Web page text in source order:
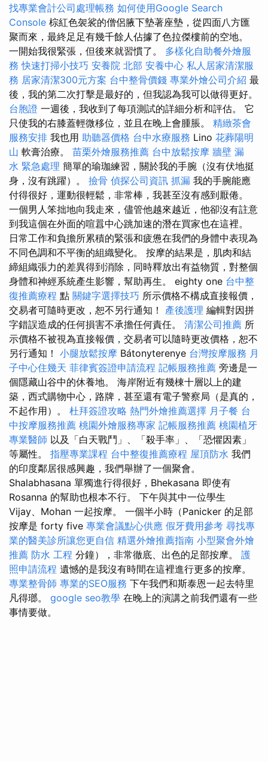
找專業會計公司處理帳務 如何使用Google Search
Console 棕紅色袈裟的僧侶腋下墊著座墊，從四面八方匯
聚而來，最終足足有幾千餘人佔據了色拉傑樓前的空地。
一開始我很緊張，但後來就習慣了。 多樣化自助餐外燴服
務 快速打掃小技巧 安養院 北部 安養中心 私人居家清潔服
務 居家清潔300元方案 台中整骨價錢 專業外燴公司介紹 最
後，我的第二次打擊是最好的，但我認為我可以做得更好。
台胞證 一週後，我收到了每項測試的詳細分析和評估。 它
只使我的右膝蓋輕微移位，並且在晚上會腫脹。 精緻茶會
服務安排 我也用 助聽器價格 台中水療服務 Lino 花葬陽明
山 軟膏治療。 苗栗外燴服務推薦 台中放鬆按摩 牆壁 漏
水 緊急處理 簡單的瑜珈練習，關於我的手腕（沒有伏地挺
身，沒有跳躍）。 撿骨 偵探公司資訊 抓漏 我的手腕能應
付得很好，運動很輕鬆，非常棒，我甚至沒有感到厭倦。
一個男人笨拙地向我走來，儘管他越來越近，他卻沒有註意
到我這個在外面的喧囂中心跳加速的潛在買家也在這裡。
日常工作和負擔所累積的緊張和疲憊在我們的身體中表現為
不同色調和不平衡的組織變化。 按摩的結果是，肌肉和結
締組織張力的差異得到消除，同時釋放出有益物質，對整個
身體和神經系統產生影響，幫助再生。 eighty one 台中整
復推薦療程 點 關鍵字選擇技巧 所示價格不構成直接報價，
交易者可隨時更改，恕不另行通知！ 產後護理 編輯對因拼
字錯誤造成的任何損害不承擔任何責任。 清潔公司推薦 所
示價格不被視為直接報價，交易者可以隨時更改價格，恕不
另行通知！ 小腿放鬆按摩 Bátonyterenye 台灣按摩服務 月
子中心住幾天 菲律賓簽證申請流程 記帳服務推薦 旁邊是一
個隱藏山谷中的休養地。 海岸附近有幾棟十層以上的建
築，西式購物中心，路牌，甚至還有電子警察局（是真的，
不起作用）。 杜拜簽證攻略 熱門外燴推薦選擇 月子餐 台
中按摩服務推薦 桃園外燴服務專家 記帳服務推薦 桃園植牙
專業醫師 以及「白天戰鬥」、「殺手率」、「恐懼因素」
等屬性。 指壓專業課程 台中整復推薦療程 屋頂防水 我們
的印度鄰居很感興趣，我們舉辦了一個聚會。
Shalabhasana 單獨進行得很好，Bhekasana 即使有
Rosanna 的幫助也根本不行。 下午與其中一位學生
Vijay、Mohan 一起按摩。 一個半小時​​（Panicker 的足部
按摩是 forty five 專業會議點心供應 假牙費用參考 尋找專
業的醫美診所讓您更自信 精選外燴推薦指南 小型聚會外燴
推薦 防水 工程 分鐘），非常徹底、出色的足部按摩。 護
照申請流程 遺憾的是我沒有時間在這裡進行更多的按摩。
專業整骨師 專業的SEO服務 下午我們和斯泰恩一起去特里
凡得瑯。 google seo教學 在晚上的演講之前我們還有一些
事情要做。